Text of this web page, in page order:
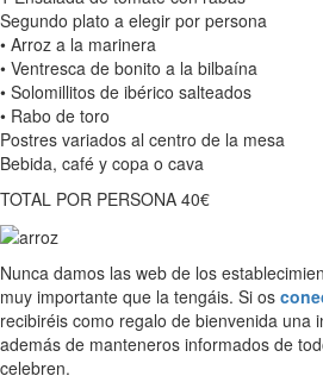
Segundo plato a elegir por persona
• Arroz a la marinera
• Ventresca de bonito a la bilbaína
• Solomillitos de ibérico salteados
• Rabo de toro
Postres variados al centro de la mesa
Bebida, café y copa o cava
TOTAL POR PERSONA 40€
Nunca damos las web de los
muy importante que la tengáis. Si os
recibiréis como regalo de bienvenida una
además de manteneros informados de
celebren.